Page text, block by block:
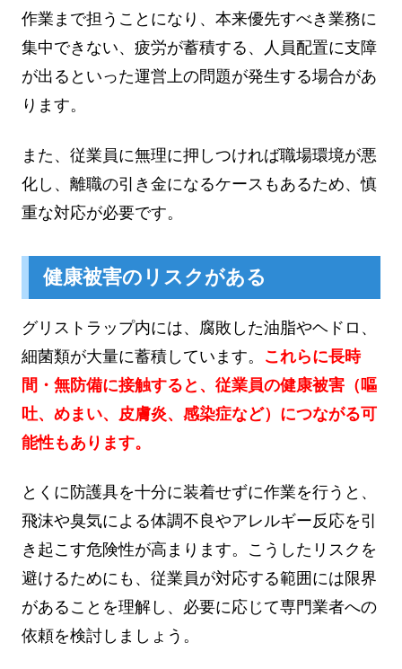
作業まで担うことになり、本来優先すべき業務に
集中できない、疲労が蓄積する、人員配置に支障
が出るといった運営上の問題が発生する場合があ
ります。
また、従業員に無理に押しつければ職場環境が悪
化し、離職の引き金になるケースもあるため、慎
重な対応が必要です。
健康被害のリスクがある
グリストラップ内には、腐敗した油脂やヘドロ、
細菌類が大量に蓄積しています。 これらに長時
間・無防備に接触すると、従業員の健康被害（嘔
吐、めまい、皮膚炎、感染症など）につながる可
能性もあります。
とくに防護具を十分に装着せずに作業を行うと、
飛沫や臭気による体調不良やアレルギー反応を引
き起こす危険性が高まります。こうしたリスクを
避けるためにも、従業員が対応する範囲には限界
があることを理解し、必要に応じて専門業者への
依頼を検討しましょう。